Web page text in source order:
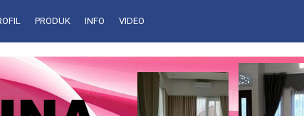
PRODUK INFO VIDEO